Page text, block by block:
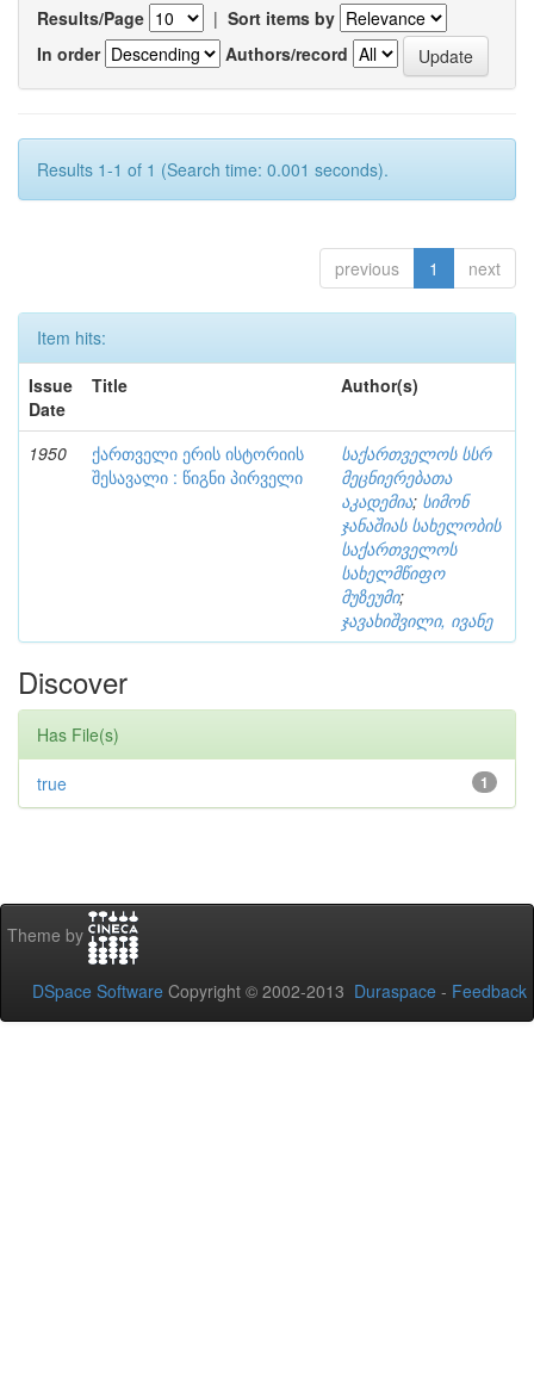
Results/Page | Sort items by
In order
Authors/record
Results 1-1 of 1 (Search time: 0.001 seconds).
previous 1 next
Item hits:
Issue
Date
Title Author(s)
1950
ქართველი ერის ისტორიის
შესავალი : წიგნი პირველი
საქართველოს სსრ
მეცნიერებათა
აკადემია; სიმონ
ჯანაშიას სახელობის
საქართველოს
სახელმწიფო
მუზეუმი;
ჯავახიშვილი, ივანე
Discover
Has File(s)
1
true
Theme by
DSpace Software Copyright © 2002-2013 Duraspace - Feedback